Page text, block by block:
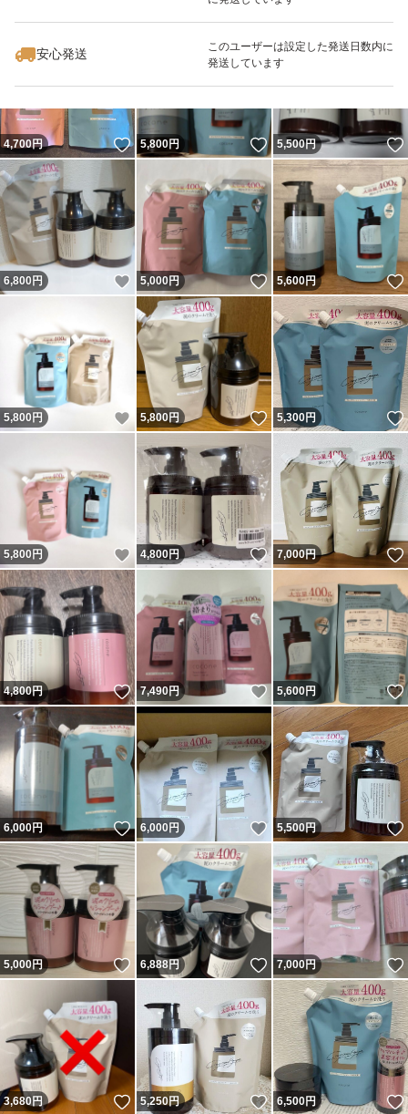
安心発送
このユーザーは設定した発送日数内に
発送しています
いいね！
8,000
4,700円 いいね！
5,800円 いいね！
5,500円
6,800円 いいね！
5,000円 いいね！
5,600円
5,800 円 いいね！
5,800円 いいね！
5,300円
5,800円 いいね！
4,800円 いいね！
7,000円
4,800円 いいね！
7,490円 いいね！
5,600円
6,000円 いいね！
6,000円 いいね！
5,500円
5,000円 いいね！
6,888円 いいね！
7,000円
3,680円 いいね！
5,250円 いいね！
6,500円